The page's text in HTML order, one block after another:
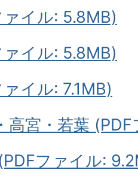
イル: 5.8MB)
イル: 5.8MB)
イル: 7.1MB)
高宮・若葉
ファイル: